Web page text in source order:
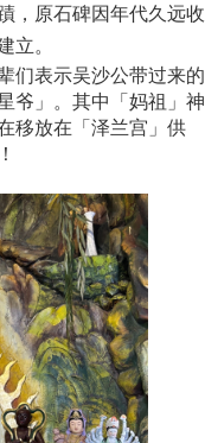
，原石碑因年代久远收
立。
们表示吴沙公带过来的
爷」
。 其中「妈祖」神
移放在「泽兰宫」供